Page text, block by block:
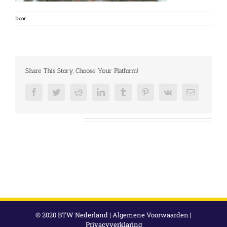
Door
Share This Story, Choose Your Platform!
FacebookTwitterRedditLinkedInTumblr PinterestVk
E-
© 2020 BTW Nederland | Algemene Voorwaarden |
Privacyverklaring